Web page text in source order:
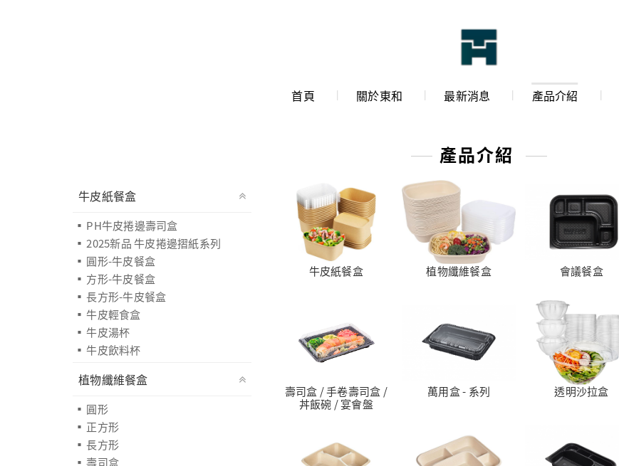
首頁 關於東和 最新消息 產品介紹
產品介紹
牛皮紙餐盒
PH牛皮捲邊壽司盒
2025新品 牛皮捲邊摺紙系列
圓形-牛皮餐盒
方形-牛皮餐盒
長方形-牛皮餐盒
牛皮輕食盒
牛皮湯杯
牛皮飲料杯
植物纖維餐盒
圓形
正方形
長方形
壽司盒
牛皮紙餐盒 植物纖維餐盒 會議餐盒
壽司盒 / 手卷壽司盒 /
丼飯碗 / 宴會盤
萬用盒 - 系列 透明沙拉盒